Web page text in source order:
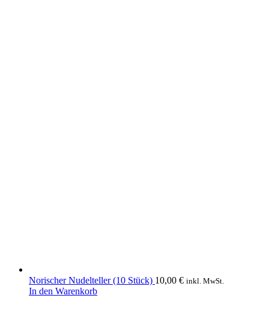
Norischer Nudelteller (10 Stück) 10,00 € inkl. MwSt.
In den Warenkorb